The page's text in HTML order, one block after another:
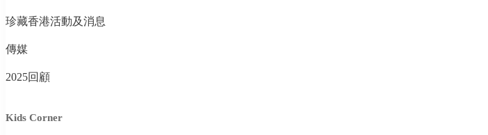
珍藏香港活動及消息
傳媒
2025回顧
Kids Corner